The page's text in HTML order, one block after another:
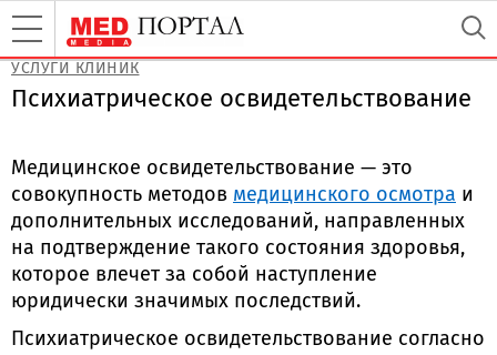
УСЛУГИ КЛИНИК
Психиатрическое освидетельствование
Медицинское освидетельствование — это
совокупность методов медицинского осмотра и
дополнительных исследований, направленных
на подтверждение такого состояния здоровья,
которое влечет за собой наступление
юридически значимых последствий.
Психиатрическое освидетельствование согласно